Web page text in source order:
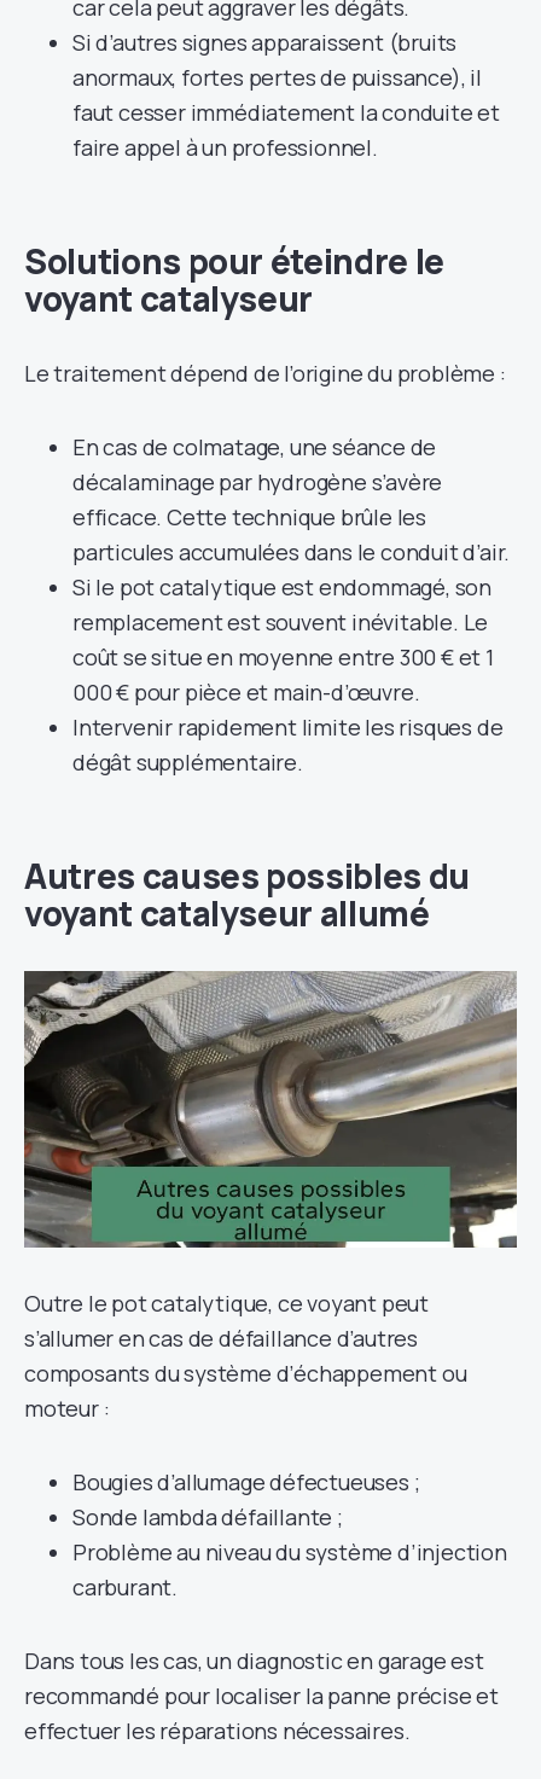
car cela peut aggraver les dégâts.
Si d’autres signes apparaissent (bruits
anormaux, fortes pertes de puissance), il
faut cesser immédiatement la conduite et
faire appel à un professionnel.
Solutions pour éteindre le
voyant catalyseur
Le traitement dépend de l’origine du problème :
En cas de colmatage, une séance de
décalaminage par hydrogène s’avère
efficace. Cette technique brûle les
particules accumulées dans le conduit d’air.
Si le pot catalytique est endommagé, son
remplacement est souvent inévitable. Le
coût se situe en moyenne entre 300 € et 1
000 € pour pièce et main-d’œuvre.
Intervenir rapidement limite les risques de
dégât supplémentaire.
Autres causes possibles du
voyant catalyseur allumé
Outre le pot catalytique, ce voyant peut
s’allumer en cas de défaillance d’autres
composants du système d’échappement ou
moteur :
Bougies d’allumage défectueuses ;
Sonde lambda défaillante ;
Problème au niveau du système d’injection
carburant.
Dans tous les cas, un diagnostic en garage est
recommandé pour localiser la panne précise et
effectuer les réparations nécessaires.